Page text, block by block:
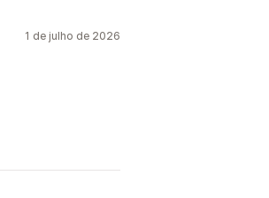
1 de julho de 2026